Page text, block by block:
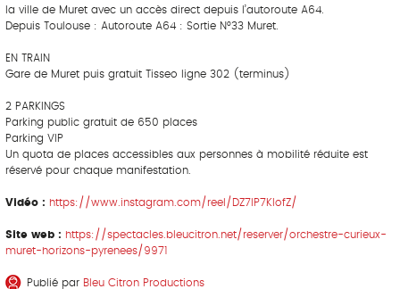
la ville de Muret avec un accès direct depuis l’autoroute A64.
Depuis Toulouse : Autoroute A64 : Sortie N°33 Muret.
EN TRAIN
Gare de Muret puis gratuit Tisseo ligne 302 (terminus)
2 PARKINGS
Parking public gratuit de 650 places
Parking VIP
Un quota de places accessibles aux personnes à mobilité réduite est
réservé pour chaque manifestation.
Vidéo : https://www.instagram.com/reel/DZ7lP7KIofZ/
Site web : https://spectacles.bleucitron.net/reserver/orchestre-curieux-
muret-horizons-pyrenees/9971
Publié par Bleu Citron Productions